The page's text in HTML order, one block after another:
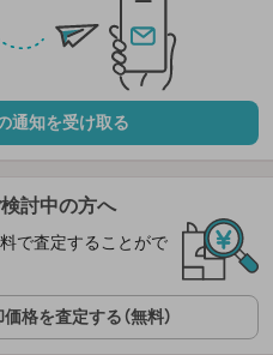
通知を受け取る
討中の方へ
で査定することがで
格を査定する（無料）